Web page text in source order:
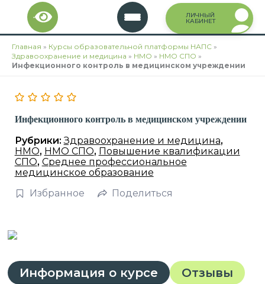
Перейти
содержимому
ЛИЧНЫЙ
КАБИНЕТ
Главная » Курсы образовательной платформы НАПС »
Здравоохранение и медицина » НМО » НМО СПО »
Инфекционного контроль в медицинском учреждении
Инфекционного контроль в медицинском учреждении
Рубрики:Здравоохранение и медицина,
НМО, НМО СПО, Повышение квалификации
СПО, Среднее профессиональное
медицинское образование
Избранное
Поделиться
Информация о курсе Отзывы